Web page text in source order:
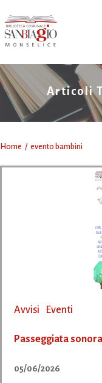
Articoli
Home evento bambini
Avvisi Eventi
Passeggiata
05/06/2026